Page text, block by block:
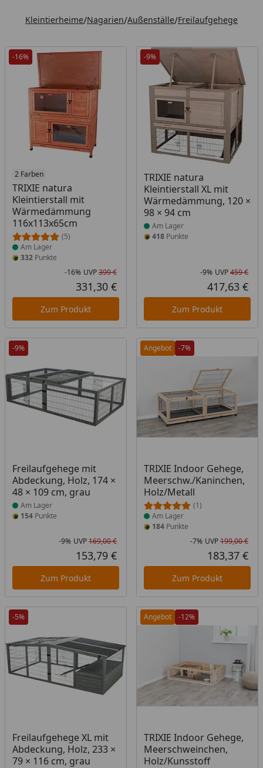
Kleintierheime/Nagarien/Außenställe/Freilaufgehege
-16%
2 Farben
TRIXIE natura
Kleintierstall mit
Wärmedämmung
116x113x65cm
(5)
Produkt am Lager
Am Lager
332 Punkte
Rabatt in Prozent
-16%
Ursprünglicher Preis
UVP399 €
Aktueller Preis
331,30 €
Zum Produkt
-9%
TRIXIE natura
Kleintierstall XL mit
Wärmedämmung, 120 ×
98 × 94 cm
Produkt am Lager
Am Lager
418 Punkte
-9% UVP459 €
417,63 €
Zum Produkt
-9%
Freilaufgehege mit
Abdeckung, Holz, 174 ×
48 × 109 cm, grau
Produkt am Lager
Am Lager
154 Punkte
Rabatt in Prozent
-9%
Ursprünglicher Preis
UVP169,00 €
Aktueller Preis
153,79 €
Zum Produkt
Angebot -7%
TRIXIE Indoor Gehege,
Meerschw./Kaninchen,
Holz/Metall
(1)
Produkt am Lager
Am Lager
184 Punkte
-7% UVP199,00 €
183,37 €
Zum Produkt
-5%
Freilaufgehege XL mit
Abdeckung, Holz, 233 ×
79 × 116 cm, grau
Produkt am Lager
Angebot -12%
TRIXIE Indoor Gehege,
Meerschweinchen,
Holz/Kunsstoff
Produkt am Lager